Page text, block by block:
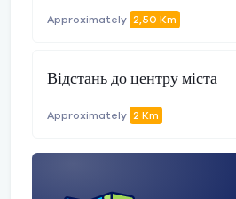
Approximately 2,50 Km
Відстань до центру міста
Approximately 2 Km